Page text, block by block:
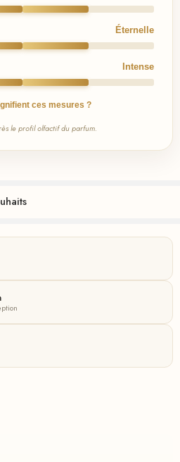
Éternelle
Intense
ces mesures ?
le profil olfactif du parfum.